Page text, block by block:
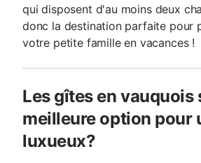
qui disposent d'au moins deux
donc la destination parfaite pour
votre petite famille en vacances !
Les gîtes en vauquois
meilleure option pour
luxueux?